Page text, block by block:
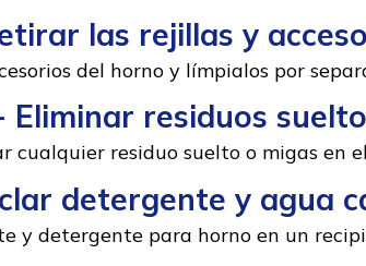
las rejillas y
del horno y límpialos por
Eliminar residuos
cualquier residuo suelto o migas en
detergente y agua
y detergente para horno en un